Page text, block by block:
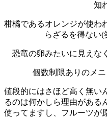
知
柑橘であるオレンジが使わ
らざるを得ない(
恐竜の卵みたいに見えな
個数制限ありのメ
値段的にはさほど高く無い
るのは何かしら理由がある
使ってますし、フルーツが